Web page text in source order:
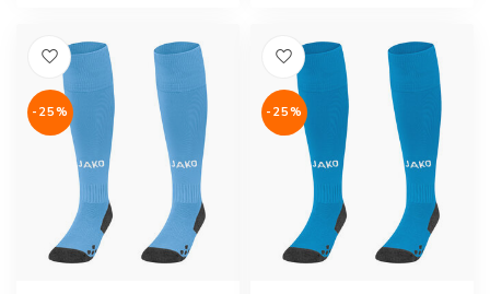
-25% -25%